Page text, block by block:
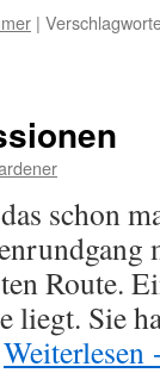
|
schon
Route.
liegt. Sie
Weiterlesen